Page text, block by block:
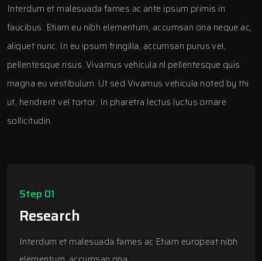
Interdum et malesuada fames ac ante ipsum primis in
faucibus. Etiam eu nibh elementum, accumsan ona neque ac,
aliquet nunc. In eu ipsum fringilla, accumsan purus vel,
pellentesque risus. Vivamus vehicula nl pellentesque quis
magna eu vestibulum. Ut sed Vivamus vehicula noted by thi
ut, hendrerit vel tortor. In pharetra lectus luctus ornare
sollicitudin.
Step 01
Research
Interdum et malesuada fames ac Etiam europeat nibh